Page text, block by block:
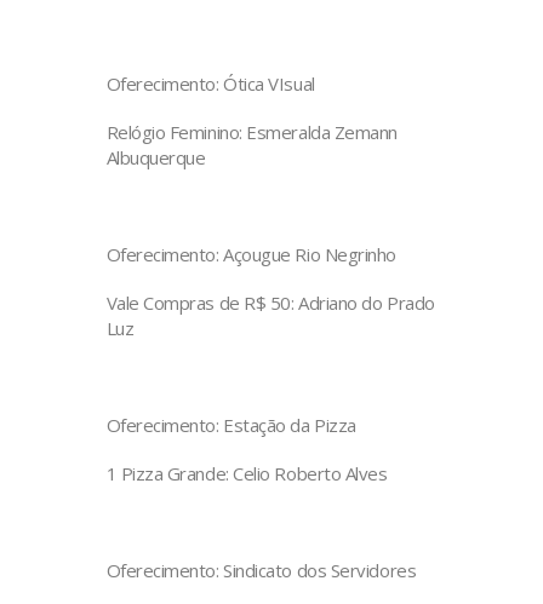
Oferecimento: Ótica VIsual
Relógio Feminino: Esmeralda Zemann
Albuquerque
Oferecimento: Açougue Rio Negrinho
Vale Compras de R$ 50: Adriano do Prado
Luz
Oferecimento: Estação da Pizza
1 Pizza Grande: Celio Roberto Alves
Oferecimento: Sindicato dos Servidores